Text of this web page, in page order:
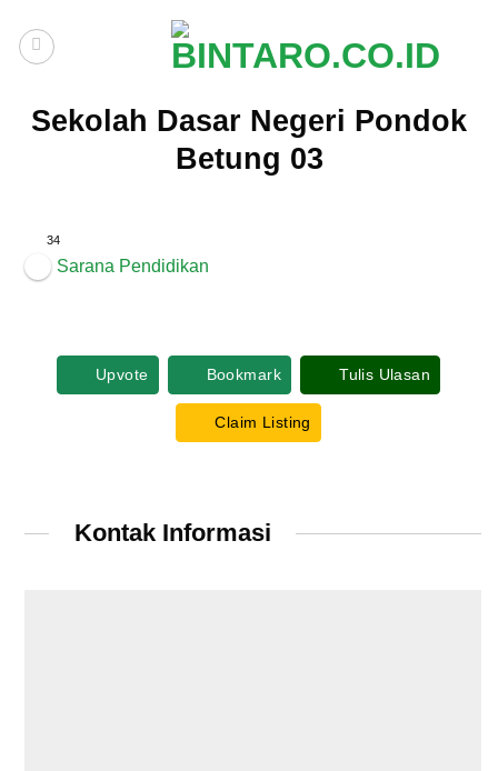
content
Sekolah Dasar Negeri Pondok
Betung 03
34
Sarana Pendidikan
Upvote Bookmark Tulis Ulasan
Claim Listing
Kontak Informasi